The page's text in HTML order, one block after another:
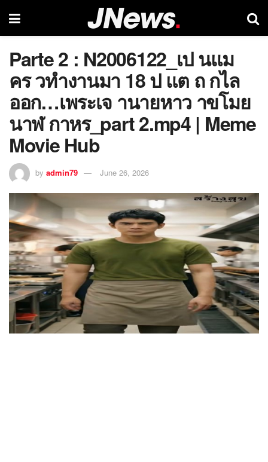
Parte 2 : N2006122_เป นแม
คร วทำงานมา 18 ป แต ถ กไล
ออก…เพระเจ านายหาว าขโมย
นาฬ กาหร_part 2.mp4 | Meme
Movie Hub
by admin79 June 26, 2026